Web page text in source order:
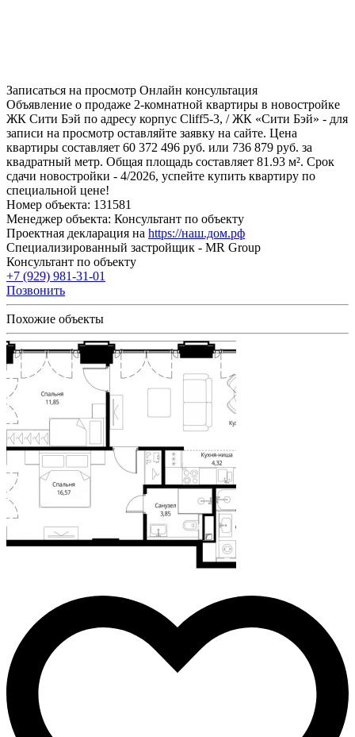
Записаться на просмотр Онлайн консультация
Объявление о продаже 2-комнатной квартиры в новостройке
ЖК Сити Бэй по адресу корпус Cliff5-3, / ЖК «Сити Бэй» - для
записи на просмотр оставляйте заявку на сайте. Цена
квартиры составляет 60 372 496 руб. или 736 879 руб. за
квадратный метр. Общая площадь составляет 81.93 м². Срок
сдачи новостройки - 4/2026, успейте купить квартиру по
специальной цене!
Номер объекта: 131581
Менеджер объекта: Консультант по объекту
Проектная декларация на https://наш.дом.рф
Специализированный застройщик - MR Group
Консультант по объекту
+7 (929) 981-31-01
Позвонить
Похожие объекты